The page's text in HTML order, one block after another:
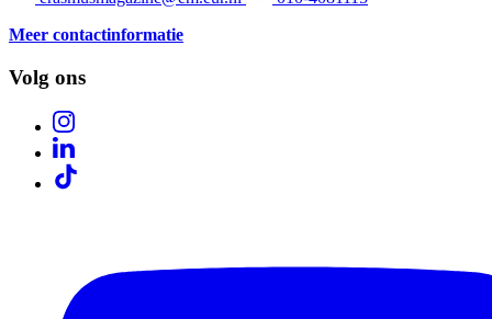
Meer contactinformatie
Volg ons